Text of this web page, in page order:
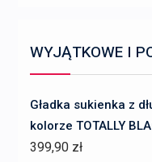
WYJĄTKOWE I
Gładka sukienka z
kolorze TOTALLY
399,90 zł